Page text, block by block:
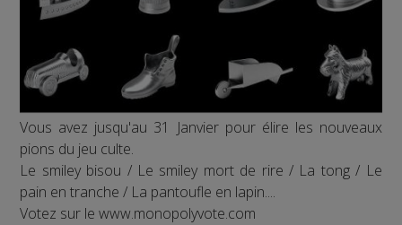
Vous avez jusqu'au 31 Janvier pour élire les nouveaux
pions du jeu culte.
Le smiley bisou / Le smiley mort de rire / La tong / Le
pain en tranche / La pantoufle en lapin....
Votez sur le www.monopolyvote.com